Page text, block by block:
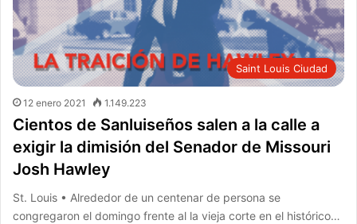
Saint Louis Ciudad
12 enero 2021 1.149.223
Cientos de Sanluiseños salen a la calle a
exigir la dimisión del Senador de Missouri
Josh Hawley
St. Louis • Alrededor de un centenar de persona se
congregaron el domingo frente al la vieja corte en el histórico…